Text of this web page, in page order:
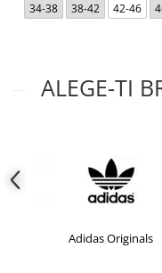
34-38 38-42 42-46
ALEGE-TI
Adidas Originals